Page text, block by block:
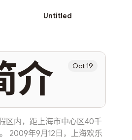
Untitled
介 Oct 19
区内，距上海市中心区40千
2009年9月12日，上海欢乐